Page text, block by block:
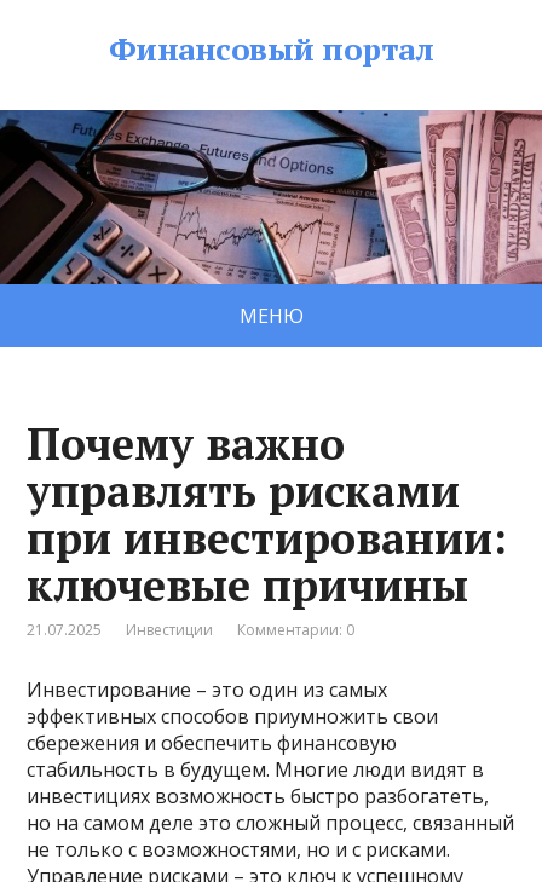
Финансовый портал
МЕНЮ
Почему важно
управлять рисками
при инвестировании:
ключевые причины
21.07.2025 Инвестиции Комментарии: 0
Инвестирование – это один из самых
эффективных способов приумножить свои
сбережения и обеспечить финансовую
стабильность в будущем. Многие люди видят в
инвестициях возможность быстро разбогатеть,
но на самом деле это сложный процесс, связанный
не только с возможностями, но и с рисками.
Управление рисками – это ключ к успешному